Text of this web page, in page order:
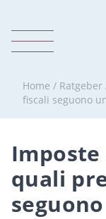
Home / Ratgeber
fiscali seguono
quali